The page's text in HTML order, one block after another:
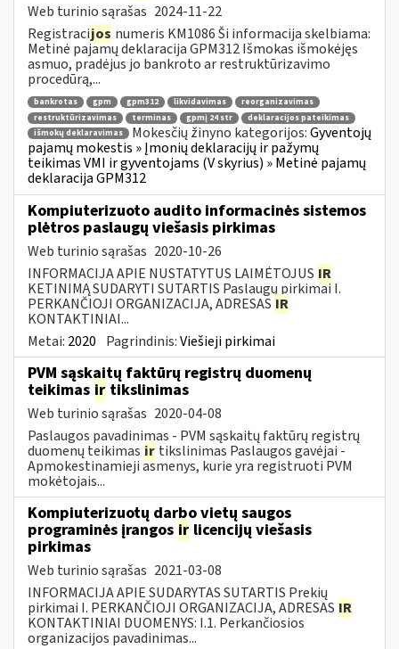
Web turinio sąrašas 2024-11-22
Registracijos numeris KM1086 Ši informacija skelbiama:
Metinė pajamų deklaracija GPM312 Išmokas išmokėjęs
asmuo, pradėjus jo bankroto ar restruktūrizavimo
procedūrą,...
bankrotas gpm gpm312 likvidavimas
reorganizavimas
restruktūrizavimas
terminas gpmį 24 str
deklaracijos pateikimas
išmokų deklaravimas
Mokesčių žinyno kategorijos:Gyventojų
pajamų mokestis » Įmonių deklaracijų ir pažymų
teikimas VMI ir gyventojams (V skyrius) » Metinė pajamų
deklaracija GPM312
Kompiuterizuoto audito informacinės sistemos
plėtros paslaugų viešasis pirkimas
Web turinio sąrašas 2020-10-26
INFORMACIJA APIE NUSTATYTUS LAIMĖTOJUS IR
KETINIMĄ SUDARYTI SUTARTIS Paslaugų pirkimai I.
PERKANČIOJI ORGANIZACIJA, ADRESAS IR
KONTAKTINIAI...
Metai: 2020 Pagrindinis:Viešieji pirkimai
PVM sąskaitų faktūrų registrų duomenų
teikimas ir tikslinimas
Web turinio sąrašas 2020-04-08
Paslaugos pavadinimas - PVM sąskaitų faktūrų registrų
duomenų teikimas ir tikslinimas Paslaugos gavėjai -
Apmokestinamieji asmenys, kurie yra registruoti PVM
mokėtojais...
Kompiuterizuotų darbo vietų saugos
programinės įrangos ir licencijų viešasis
pirkimas
Web turinio sąrašas 2021-03-08
INFORMACIJA APIE SUDARYTAS SUTARTIS Prekių
pirkimai I. PERKANČIOJI ORGANIZACIJA, ADRESAS IR
KONTAKTINIAI DUOMENYS: I.1. Perkančiosios
organizacijos pavadinimas...